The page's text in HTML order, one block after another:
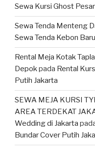
Sewa Kursi Ghost
Sewa Tenda Menteng
Sewa Tenda Kebon
Rental Meja Kotak
Depokpada Rental
Putih Jakarta
SEWA MEJA KURSI
AREA TERDEKAT
Wedding di Jakarta
Bundar Cover Putih